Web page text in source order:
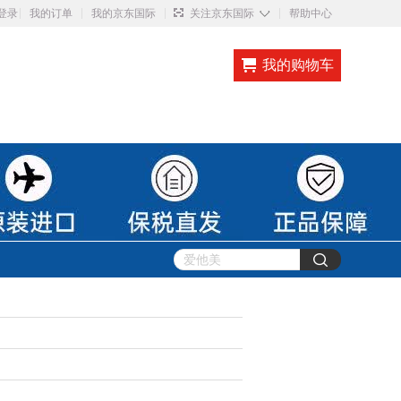
录 我的订单 我的京东国际 关注京东国际 ◇ 帮助中心
我的购物车